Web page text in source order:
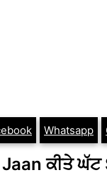
Whatsapp
Jaan ਕੀਤੇ